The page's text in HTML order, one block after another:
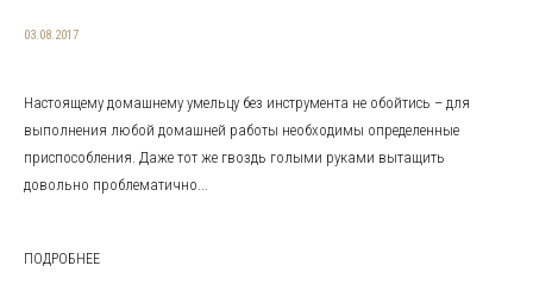
03.08.2017
Настоящему домашнему умельцу без инструмента не обойтись – для
выполнения любой домашней работы необходимы определенные
приспособления. Даже тот же гвоздь голыми руками вытащить
довольно проблематично...
ПОДРОБНЕЕ